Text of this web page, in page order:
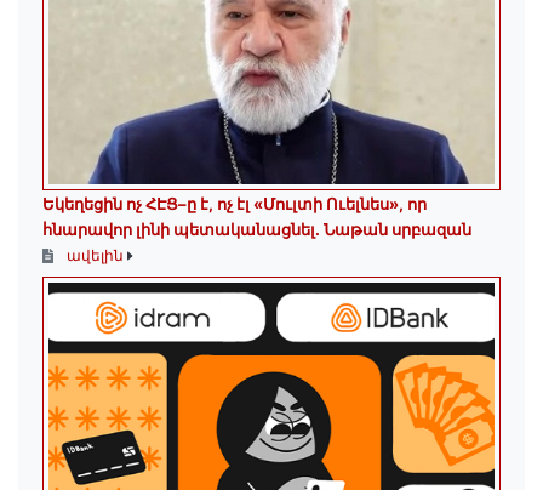
Եկեղեցին ոչ ՀԷՑ–ը է, ոչ էլ «Մուլտի Ուելնես», որ
հնարավոր լինի պետականացնել. Նաթան սրբազան
ավելին